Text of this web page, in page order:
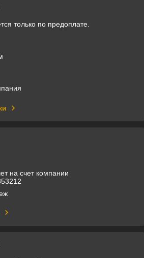
только по предоплате.
на счет компании